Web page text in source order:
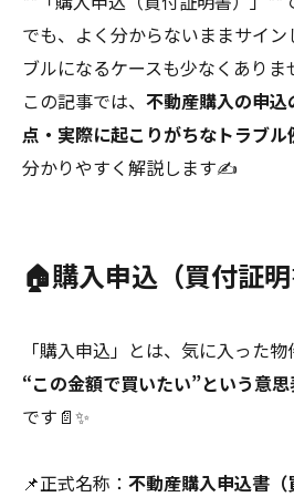
でも、よく分からないままサイ
ブルになるケースも少なくありま
この記事では、 不動産購入の申
点・実際に起こりがちなトラブル
分かりやすく解説します✍️
🏠購入申込（買付証
「購入申込」とは、気に入った
“この金額で買いたい”という意
です📄✨
📌正式名称： 不動産購入申込書（